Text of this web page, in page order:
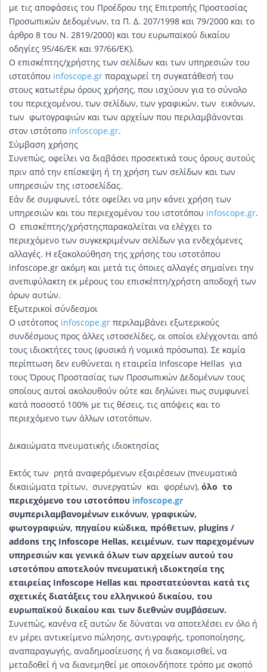
με τις αποφάσεις του Προέδρου της Επιτροπής Προστασίας
Προσωπικών Δεδομένων, τα Π. Δ. 207/1998 και 79/2000 και το
άρθρο 8 του Ν. 2819/2000) και του ευρωπαϊκού δικαίου
οδηγίες 95/46/ΕΚ και 97/66/ΕΚ).
Ο επισκέπτης/χρήστης των σελίδων και των υπηρεσιών του
ιστοτόπου infoscope.gr παραχωρεί τη συγκατάθεσή του
στους κατωτέρω όρους χρήσης, που ισχύουν για το σύνολο
του περιεχομένου, των σελίδων, των γραφικών, των εικόνων,
των φωτογραφιών και των αρχείων που περιλαμβάνονται
στον ιστότοπο infoscope.gr.
Σύμβαση χρήσης
Συνεπώς, οφείλει να διαβάσει προσεκτικά τους όρους αυτούς
πριν από την επίσκεψη ή τη χρήση των σελίδων και των
υπηρεσιών της ιστοσελίδας.
Εάν δε συμφωνεί, τότε οφείλει να μην κάνει χρήση των
υπηρεσιών και του περιεχομένου του ιστοτόπου infoscope.gr.
Ο επισκέπτης/χρήστηςπαρακαλείται να ελέγχει το
περιεχόμενο των συγκεκριμένων σελίδων για ενδεχόμενες
αλλαγές. Η εξακολούθηση της χρήσης του ιστοτόπου
infoscope.gr ακόμη και μετά τις όποιες αλλαγές σημαίνει την
ανεπιφύλακτη εκ μέρους του επισκέπτη/χρήστη αποδοχή των
όρων αυτών.
Εξωτερικοί σύνδεσμοι
Ο ιστότοπος infoscope.gr περιλαμβάνει εξωτερικούς
συνδέσμους προς άλλες ιστοσελίδες, οι οποίοι ελέγχονται από
τους ιδιοκτήτες τους (φυσικά ή νομικά πρόσωπα). Σε καμία
περίπτωση δεν ευθύνεται η εταιρεία Infoscope Hellas για
τους Όρους Προστασίας των Προσωπικών Δεδομένων τους
οποίους αυτοί ακολουθούν ούτε και δηλώνει πως συμφωνεί
κατά ποσοστό 100% με τις θέσεις, τις απόψεις και το
περιεχόμενο των άλλων ιστοτόπων.
Δικαιώματα πνευματικής ιδιοκτησίας
Εκτός των ρητά αναφερόμενων εξαιρέσεων (πνευματικά
δικαιώματα τρίτων, συνεργατών και φορέων), όλο το
περιεχόμενο του ιστοτόπου infoscope.gr
συμπεριλαμβανομένων εικόνων, γραφικών,
φωτογραφιών, πηγαίου κώδικα, πρόθετων, plugins /
addons της Infoscope Hellas, κειμένων, των παρεχομένων
υπηρεσιών και γενικά όλων των αρχείων αυτού του
ιστοτόπου αποτελούν πνευματική ιδιοκτησία της
εταιρείας Infoscope Hellas και προστατεύονται κατά τις
σχετικές διατάξεις του ελληνικού δικαίου, του
ευρωπαϊκού δικαίου και των διεθνών συμβάσεων.
Συνεπώς, κανένα εξ αυτών δε δύναται να αποτελέσει εν όλο ή
εν μέρει αντικείμενο πώλησης, αντιγραφής, τροποποίησης,
αναπαραγωγής, αναδημοσίευσης ή να διακομισθεί, να
μεταδοθεί ή να διανεμηθεί με οποιονδήποτε τρόπο με σκοπό